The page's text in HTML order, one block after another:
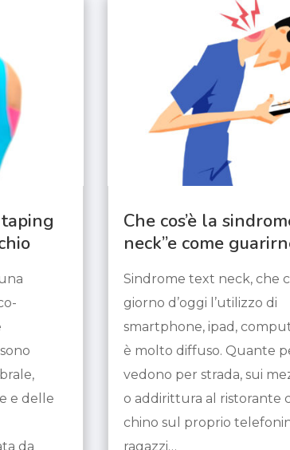
taping
e delle
da
Che cos’è la
neck”e come
Sindrome text neck, che
giorno d’oggi l’utilizzo di
smartphone, ipad,
è molto diffuso. Quante
vedono per strada, sui
o addirittura al ristorante
chino sul proprio
ragazzi…